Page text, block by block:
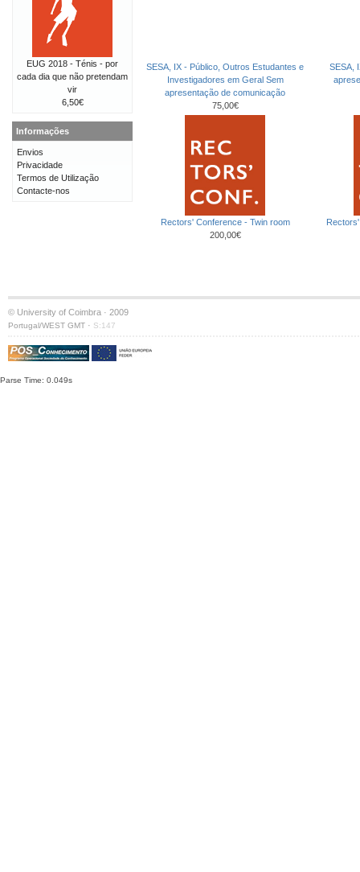
SESA, IX - Público, Outros Estudantes e
Investigadores em Geral Sem
apresentação de comunicação
75,00€
SESA,
Rectors' Conference - Twin room
200,00€
EUG 2018 - Ténis - por
cada dia que não pretendam
vir
6,50€
Informações
Envios
Privacidade
Termos de Utilização
Contacte-nos
© University of Coimbra · 2009
Portugal/WEST GMT · S:147
Parse Time: 0.049s